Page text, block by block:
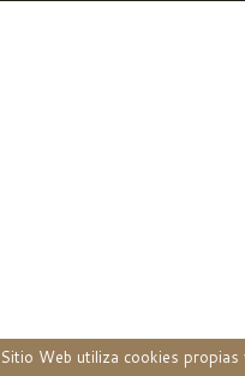
Web utiliza cookies propias